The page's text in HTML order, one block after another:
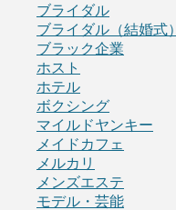
ブライダル
ブライダル（結婚式）
ブラック企業
ホスト
ホテル
ボクシング
マイルドヤンキー
メイドカフェ
メルカリ
メンズエステ
モデル・芸能